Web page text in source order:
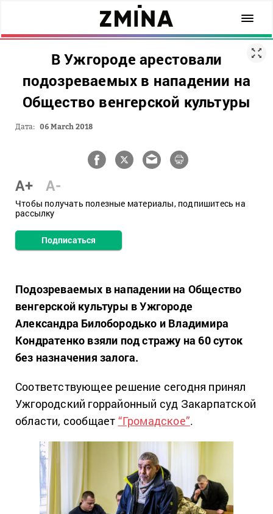
В Ужгороде арестовали
подозреваемых в нападении на
Общество венгерской культуры
Дата: 06 March 2018
A+ A-
Чтобы получать полезные материалы, подпишитесь на
рассылку
Подписаться
Подозреваемых в нападении на Общество
венгерской культуры в Ужгороде
Александра Билобородько и Владимира
Кондратенко взяли под стражу на 60 суток
без назначения залога.
Соответствующее решение сегодня принял
Ужгородский горрайонный суд Закарпатской
области, сообщает “Громадское”.